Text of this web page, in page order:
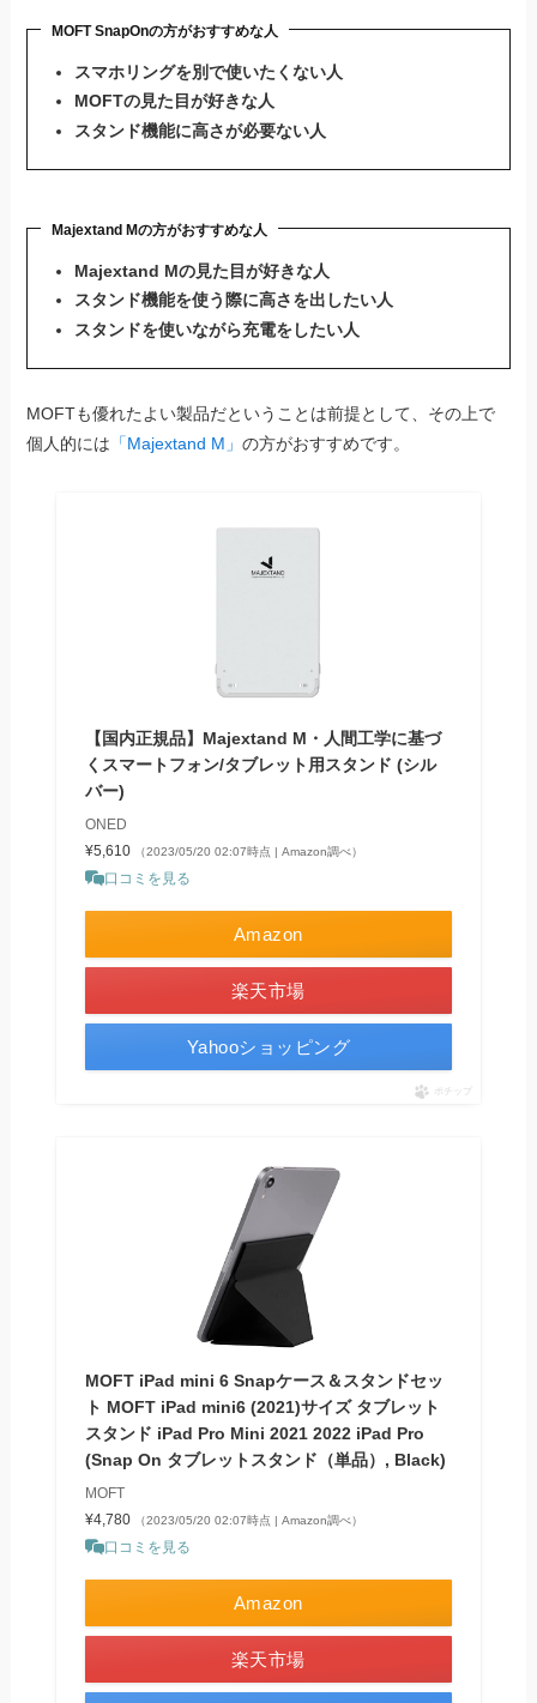
MOFT SnapOnの方がおすすめな人
スマホリングを別で使いたくない人
MOFTの見た目が好きな人
スタンド機能に高さが必要ない人
Majextand Mの方がおすすめな人
Majextand Mの見た目が好きな人
スタンド機能を使う際に高さを出したい人
スタンドを使いながら充電をしたい人
MOFTも優れたよい製品だということは前提として、その上で
個人的には 「Majextand M」の方がおすすめです。
【国内正規品】Majextand M・人間工学に基づ
くスマートフォン/タブレット用スタンド (シル
バー)
ONED
¥5,610
（2023/05/20 02:07時点 | Amazon調べ）
口コミを見る
Amazon
楽天市場
Yahooショッピング
ポチップ
MOFT iPad mini 6 Snapケース＆スタンドセッ
ト MOFT iPad mini6 (2021)サイズ タブレット
スタンド iPad Pro Mini 2021 2022 iPad Pro
(Snap On タブレットスタンド（単品）, Black)
MOFT
¥4,780
（2023/05/20 02:07時点 | Amazon調べ）
口コミを見る
Amazon
楽天市場